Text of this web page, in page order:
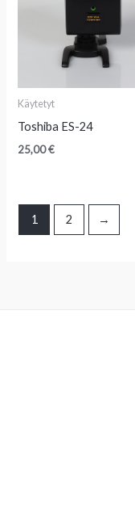
Käytetyt
Toshiba ES-24
25,00€
1 2 →